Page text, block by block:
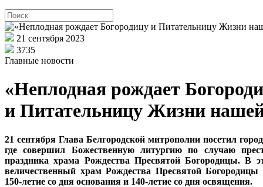
21 сентября 2023
3735
Главные новости
«Неплодная рождает
и Питательницу Жизни
21 сентября Глава Белгородской митрополии посетил
где совершил Божественную литургию по случаю
праздника храма Рождества Пресвятой Богородицы. В
величественный храм Рождества Пресвятой Богородицы
150-летие со дня основания и 140-летие со дня освящения.